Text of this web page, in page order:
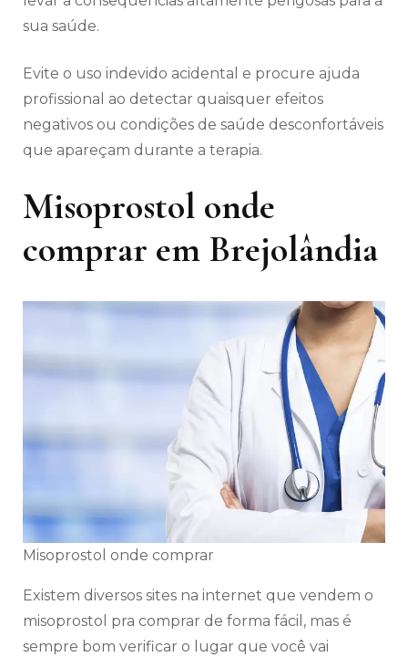
sua saúde.
Evite o uso indevido acidental e procure ajuda
profissional ao detectar quaisquer efeitos
negativos ou condições de saúde desconfortáveis
​​que apareçam durante a terapia.
Misoprostol onde
comprar em Brejolândia
Misoprostol onde comprar
Existem diversos sites na internet que vendem o
misoprostol pra comprar de forma fácil, mas é
sempre bom verificar o lugar que você vai